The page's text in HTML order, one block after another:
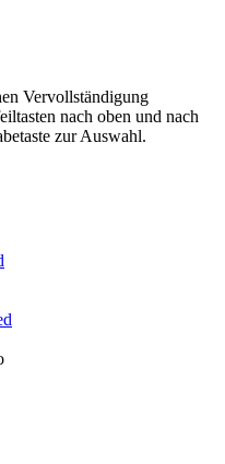
Vervollständigung
nach oben und nach
zur Auswahl.